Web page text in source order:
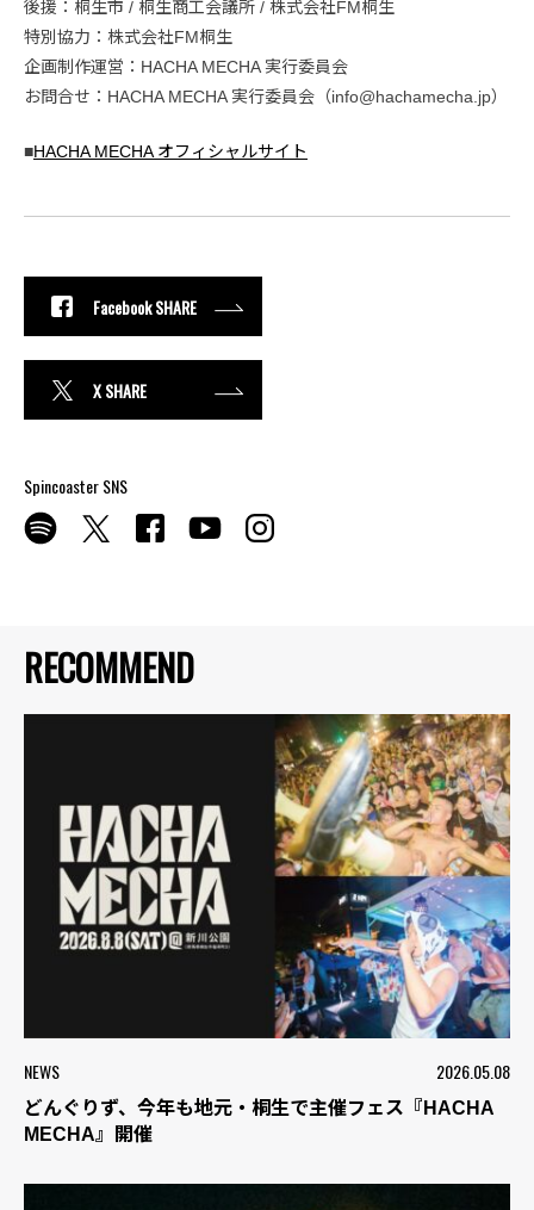
RECOMMEND
NEWS 2026.05.08
どんぐりず、今年も地元・桐生で主催フェス『HACHA
MECHA』開催
後援：桐生市 / 桐生商工会議所 / 株式会社FM桐生
特別協力：株式会社FM桐生
企画制作運営：HACHA MECHA 実行委員会
お問合せ：HACHA MECHA 実行委員会（info@hachamecha.jp）
■HACHA MECHA オフィシャルサイト
Facebook SHARE
X SHARE
Spincoaster SNS